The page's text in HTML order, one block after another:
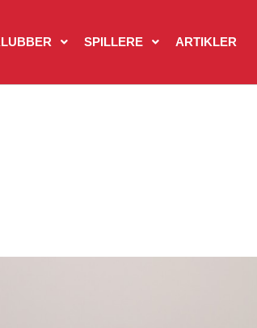
SPILLERE ARTIKLER